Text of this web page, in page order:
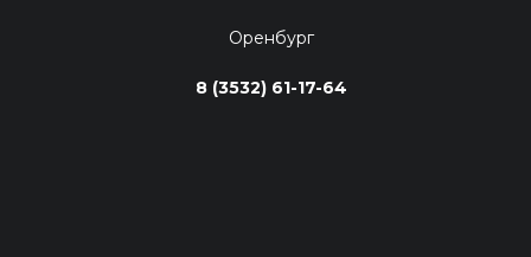
Оренбург
8 (3532) 61-17-64